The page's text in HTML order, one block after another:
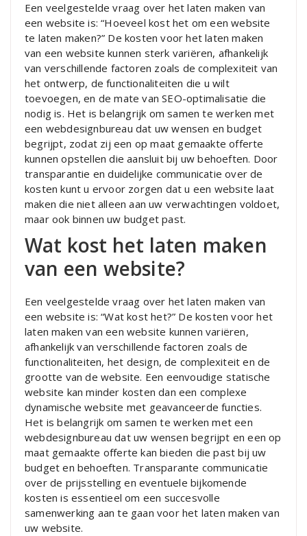
Een veelgestelde vraag over het laten maken van
een website is: “Hoeveel kost het om een website
te laten maken?” De kosten voor het laten maken
van een website kunnen sterk variëren, afhankelijk
van verschillende factoren zoals de complexiteit van
het ontwerp, de functionaliteiten die u wilt
toevoegen, en de mate van SEO-optimalisatie die
nodig is. Het is belangrijk om samen te werken met
een webdesignbureau dat uw wensen en budget
begrijpt, zodat zij een op maat gemaakte offerte
kunnen opstellen die aansluit bij uw behoeften. Door
transparantie en duidelijke communicatie over de
kosten kunt u ervoor zorgen dat u een website laat
maken die niet alleen aan uw verwachtingen voldoet,
maar ook binnen uw budget past.
Wat kost het laten maken
van een website?
Een veelgestelde vraag over het laten maken van
een website is: “Wat kost het?” De kosten voor het
laten maken van een website kunnen variëren,
afhankelijk van verschillende factoren zoals de
functionaliteiten, het design, de complexiteit en de
grootte van de website. Een eenvoudige statische
website kan minder kosten dan een complexe
dynamische website met geavanceerde functies.
Het is belangrijk om samen te werken met een
webdesignbureau dat uw wensen begrijpt en een op
maat gemaakte offerte kan bieden die past bij uw
budget en behoeften. Transparante communicatie
over de prijsstelling en eventuele bijkomende
kosten is essentieel om een succesvolle
samenwerking aan te gaan voor het laten maken van
uw website.